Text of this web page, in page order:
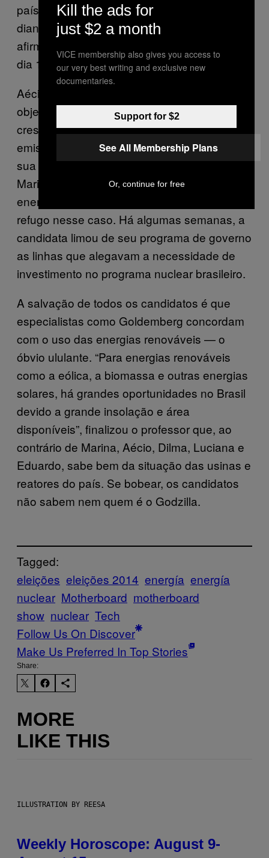
país. “[A energia nuclear] é insignificante
diante da importância das demais fontes”,
afirmou ela durante o debate televisivo do
dia 16 de outubro.
Aécio Neves também vai nessa onda. “O
objetivo é construir uma matriz que permita o
crescimento econômico com a menor
emissão possível”, afirmou ele por meio de
sua assessoria de imprensa. A candidata
Marina Silva é mais uma nesse papo das
energias renováveis, mas foi notório seu
refugo nesse caso. Há algumas semanas, a
candidata limou de seu programa de governo
as linhas que alegavam a necessidade de
investimento no programa nuclear brasileiro.
A salvação de todos os candidatos é que
especialistas como Goldemberg concordam
com o uso das energias renováveis — o
óbvio ululante. “Para energias renováveis
como a eólica, a biomassa e outras energias
solares, há grandes oportunidades no Brasil
devido a grande insolação e área
disponíveis”, finalizou o professor que, ao
contrário de Marina, Aécio, Dilma, Luciana e
Eduardo, sabe bem da situação das usinas e
reatores do país. Se bobear, os candidatos
não sabem nem quem é o Godzilla.
Tagged:
eleições eleições 2014 energía energía
nuclear Motherboard motherboard
show nuclear Tech
Follow Us On Discover
Make Us Preferred In Top Stories
Share:
MORE
LIKE THIS
ILLUSTRATION BY REESA
Weekly Horoscope: August 9-
Kill the ads for
just $2 a month
VICE membership also gives you access to
our very best writing and exclusive new
documentaries.
Support for $2
See All Membership Plans
Or, continue for free